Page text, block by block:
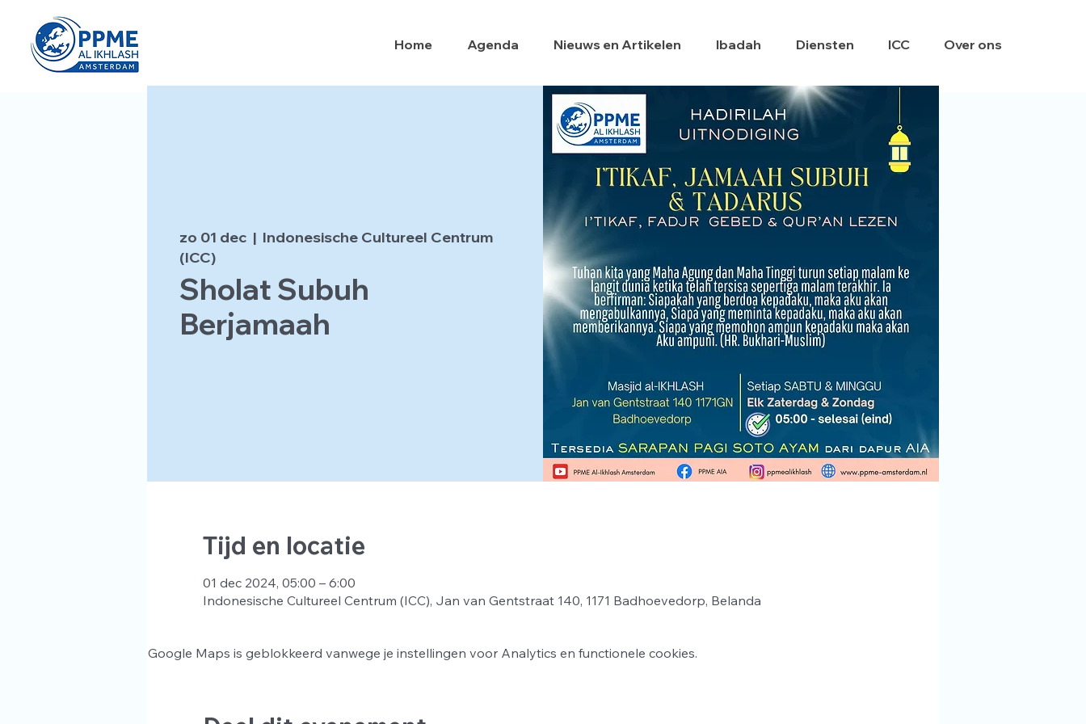
Home Agenda Nieuws en Artikelen Ibadah Diensten ICC Over ons
zo 01 dec
  |
Indonesische Cultureel Centrum
(ICC)
Sholat Subuh
Berjamaah
Tijd en locatie
01 dec 2024, 05:00 – 6:00
Indonesische Cultureel Centrum (ICC), Jan van Gentstraat 140, 1171 Badhoevedorp, Belanda
Google Maps is geblokkeerd vanwege je instellingen voor Analytics en functionele cookies.